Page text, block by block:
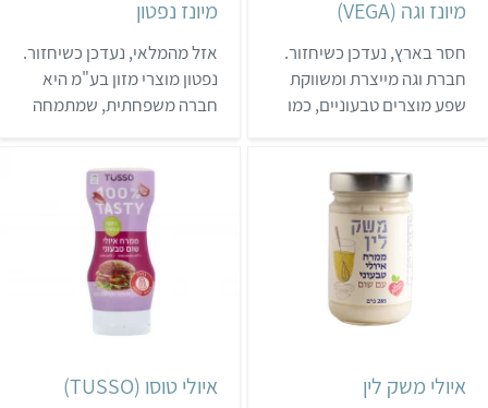
מיונז וגה (VEGA)
חסר בארץ, נעדכן כשיחזור.
חברת וגה מייצרת ומשווקת
שפע מוצרים טבעוניים, כמו
יש גם מספר סוגים של מיונז
טבעוני, שאפשר לרכוש
בעיקר בחנויות טבע ובחנויות
המתמחות במוצרים
טבעוניים.
מיונז נפטון
אזל מהמלאי, נעדכן כשיחזור.
נפטון מוצרי מזון בע"מ היא
חברה משפחתית, שמתמחה
שבע, והיא משווקת בעיקר
תבלינים, רטבים וממרחים.
לאחר שנים שפנתה רק לשוק
הקמעונאי והמוסדי, נפטון
החלה למכור את מוצריה גם
ברשתות השיווק הגדולות
(שופרסל, יינות ביתן, חצי
איולי משק לין איולי טוסו (TUSSO)